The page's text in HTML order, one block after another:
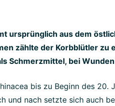
ursprünglich aus dem
zählte der Korbblütler zu
Schmerzmittel, bei
bis zu Beginn des
und nach setzte sich auch